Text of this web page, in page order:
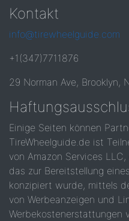
Kontakt
info@tirewheelguide.com
+1(347)7711876
29 Norman Ave, Brooklyn,
Einige Seiten können
TireWheelguide.de ist
von Amazon Services
das zur Bereitstellung
konzipiert wurde, mittels
von Werbeanzeigen und
Werbekostenerstattungen